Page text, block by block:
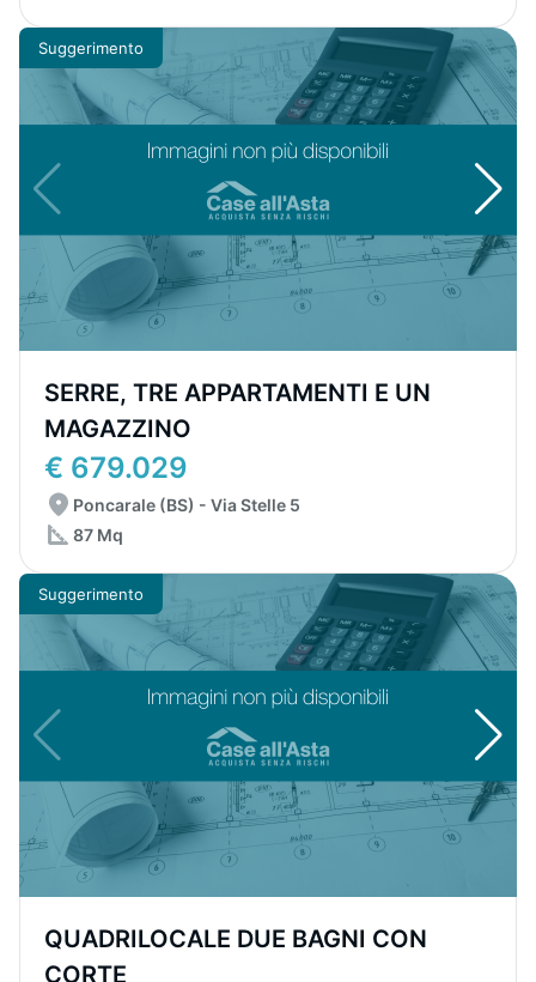
Suggerimento
SERRE, TRE APPARTAMENTI E UN
MAGAZZINO
€ 679.029
Poncarale (BS) - Via Stelle 5
87 Mq
Suggerimento
QUADRILOCALE DUE BAGNI CON
CORTE